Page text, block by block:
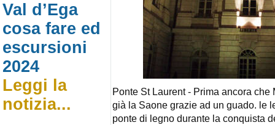
Val d’Ega
cosa fare ed
escursioni
2024
Leggi la
notizia...
Ponte St Laurent - Prima ancora
già la Saone grazie ad un guado. le
ponte di legno durante la conquista